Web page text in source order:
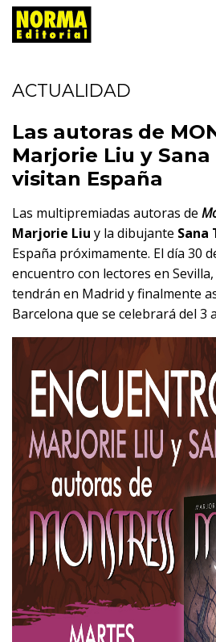
ACTUALIDAD
Las autoras de
Marjorie Liu y Sana
visitan España
Las multipremiadas autoras de
Marjorie Liu y la dibujante Sana
España próximamente. El día 30
encuentro con lectores en
tendrán en Madrid y finalmente
Barcelona que se celebrará del 3